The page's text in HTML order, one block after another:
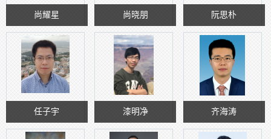
尚耀星 尚晓朋 阮思朴
任子宇 漆明净 齐海涛